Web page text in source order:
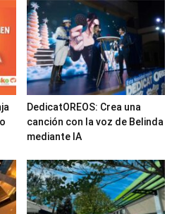
DedicatOREOS: Crea una
canción con la voz de Belinda
mediante IA